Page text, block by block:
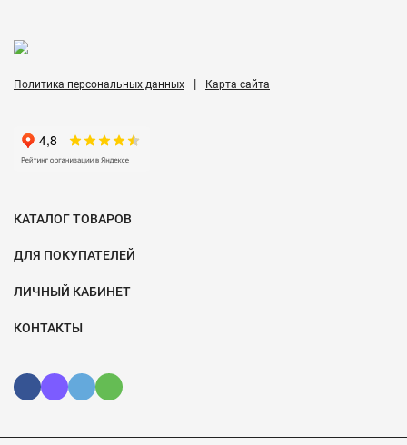
Политика персональных данных | Карта сайта
КАТАЛОГ ТОВАРОВ
ДЛЯ ПОКУПАТЕЛЕЙ
ЛИЧНЫЙ КАБИНЕТ
КОНТАКТЫ